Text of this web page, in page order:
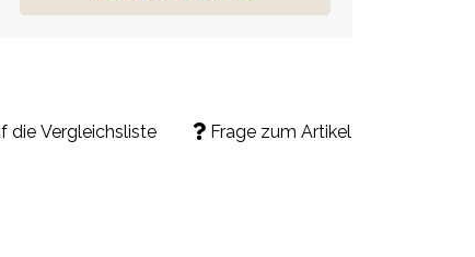
Frage zum Artikel
die Vergleichsliste